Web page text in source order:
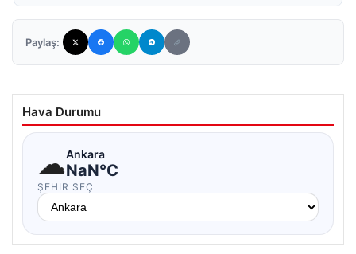
Paylaş:
Hava Durumu
☁Ankara
NaN°C
ŞEHIR SEÇ